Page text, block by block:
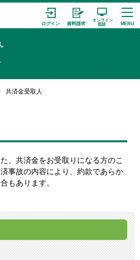
共済金受取人
、共済金をお受取りになる方のこ
事故の内容により、約款であらか
もあります。